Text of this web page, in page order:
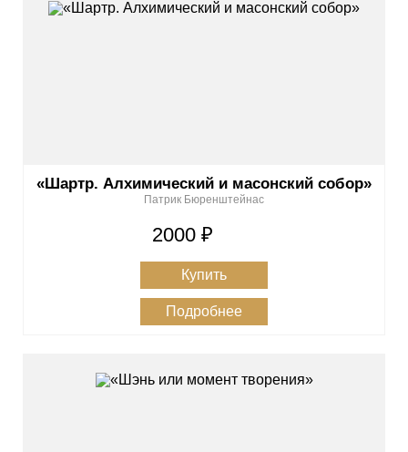
«Шартр. Алхимический и масонский собор»
Патрик Бюренштейнас
2000 ₽
Купить
Подробнее